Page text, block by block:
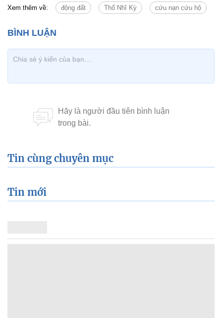
Xem thêm về: động đất Thổ Nhĩ Kỳ cứu nạn cứu hộ
Tin cùng chuyên mục
Tin mới